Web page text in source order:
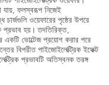
যায়, ফলস্বরূপ নিজেই
ওয়েফারের পৃষ্ঠের উপরে
হয়। তদতিরিক্ত,
একটি ভোল্টেজ প্রয়োগ করার পরে
বিপরীত পাইজোইলেক্ট্রিক ইফেক্ট
প্রভাবটি অতিস্বনক তরঙ্গ